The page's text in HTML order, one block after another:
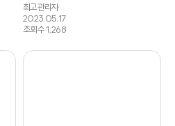
최고관리자
2023.05.17
조회수 1,268